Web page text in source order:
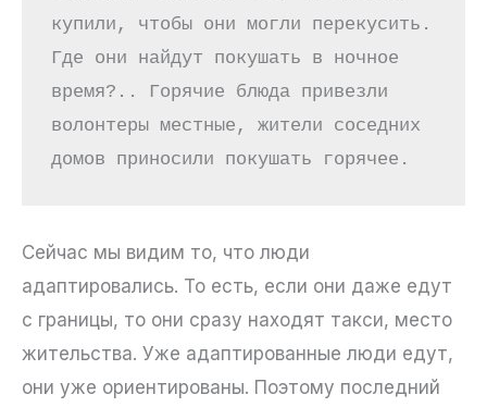
купили, чтобы они могли перекусить.
Где они найдут покушать в ночное
время?.. Горячие блюда привезли
волонтеры местные, жители соседних
домов приносили покушать горячее.
Сейчас мы видим то, что люди
адаптировались. То есть, если они даже едут
с границы, то они сразу находят такси, место
жительства. Уже адаптированные люди едут,
они уже ориентированы. Поэтому последний